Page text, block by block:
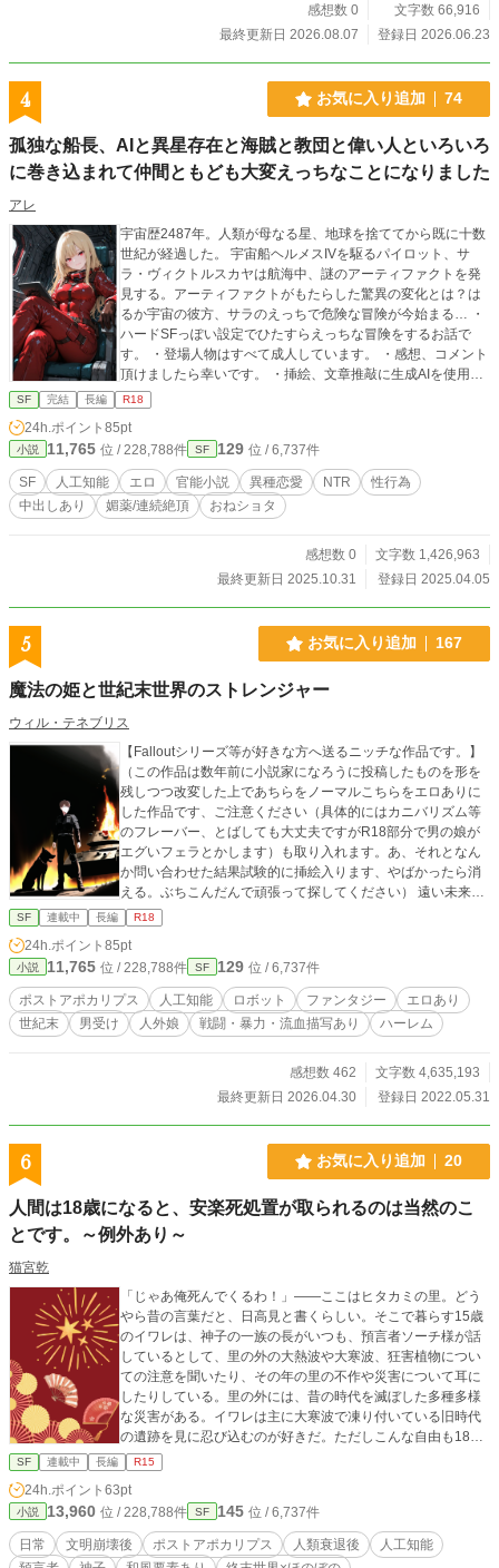
感想数 0
文字数 66,916
最終更新日 2026.08.07
登録日 2026.06.23
4 お気に入り追加 74
孤独な船長、AIと異星存在と海賊と教団と偉い人といろいろ
に巻き込まれて仲間ともども大変えっちなことになりました
アレ
宇宙歴2487年。人類が母なる星、地球を捨ててから既に十数
世紀が経過した。 宇宙船ヘルメスIVを駆るパイロット、サ
ラ・ヴィクトルスカヤは航海中、謎のアーティファクトを発
見する。アーティファクトがもたらした驚異の変化とは？は
るか宇宙の彼方、サラのえっちで危険な冒険が今始まる… ・
ハードSFっぽい設定でひたすらえっちな冒険をするお話で
す。 ・登場人物はすべて成人しています。 ・感想、コメント
頂けましたら幸いです。 ・挿絵、文章推敲に生成AIを使用し
ています。 ・本番えっちシーンCGなどは枚数的な事情によ
りpixiv側に公開しております。 ・お好みシーンリクエストな
ど頂けましたら幸いです。
SF 完結 長編 R18
24h.ポイント 85pt
小説 11,765 位 / 228,788件 SF 129 位 / 6,737件
SF 人工知能 エロ 官能小説 異種恋愛 NTR
性行為
中出しあり
媚薬/連続絶頂 おねショタ
感想数 0
文字数 1,426,963
最終更新日 2025.10.31
登録日 2025.04.05
5 お気に入り追加 167
魔法の姫と世紀末世界のストレンジャー
ウィル・テネブリス
【Falloutシリーズ等が好きな方へ送るニッチな作品です。】
（この作品は数年前に小説家になろうに投稿したものを形を
残しつつ改変した上であちらをノーマルこちらをエロありに
した作品です、ご注意ください（具体的にはカニバリズム等
のフレーバー、とばしても大丈夫ですがR18部分で男の娘が
エグいフェラとかします）も取り入れます。あ、それとなん
か問い合わせた結果試験的に挿絵入ります、やばかったら消
える。ぶちこんだんで頑張って探してください） 遠い未来、
人工知能を積んだ人外美少女たちと遊べるMMORPG「モンス
ターガールズオンライン」がリリースされた。 正式サービス
がスタートすると大勢のプレイヤーがログインするも、しば
らくすると誰かを呼びかける声と共に画面は暗転――そして
プレイヤーと「ヒロイン」たちがゲームの世界に酷似したど
こかへと転移されてしまう。 「モンスターガールズオンライ
ン」にそっくりで幻想的な世界で彼らは、そして彼女らは意
強くて可愛い女の子たちと、右も左も分からぬプレイヤーた
ちは魔法の世界でどう生きていくのか……？ ただしそれは、
シミュレーター「G.U.E.S.T」の世界へと流れ込んでしまった
男がいた。 美少女だらけの剣と魔法の世界ではなく、絶望的
ある「MMORPGの中にプレイヤーたちが転移」が始まる中、
一人だけ「世紀末サバイバルシミュレーター世界に転移」し
長しつつ、泥臭く戦い、面白おかしく生き抜き、傷だらけに
なりながらハードコアに突き進む、Falloutのような世紀末世
界が大好きな方にいっぱい読んでほしい「書きたいものをだ
らだらぶちこんで絶対に書籍化できないような作品」をイメ
ージして書きました。 所謂趣味をぶっこんだただの実験です
が、誰かの意欲を刺激する良ききっかけになってくれれば幸
いです。 文章量でぶんなぐる作品ですのでコーヒーとドーナ
ツでも嗜みながらごゆっくりどうぞ。 主人公だけが安易なチ
ートも赦されない、いろいろガン無視欲望のままのごった煮
ウェスタン＆ポストアポカリプス＆ファンタジーものです。
(表紙絵などはNovelAIにて作成しました。)
SF 連載中 長編 R18
24h.ポイント 85pt
小説 11,765 位 / 228,788件 SF 129 位 / 6,737件
ポストアポカリプス 人工知能 ロボット ファンタジー
エロあり
世紀末
男受け 人外娘 戦闘・暴力・流血描写あり ハーレム
感想数 462
文字数 4,635,193
最終更新日 2026.04.30
登録日 2022.05.31
6 お気に入り追加 20
人間は18歳になると、安楽死処置が取られるのは当然のこ
とです。～例外あり～
猫宮乾
「じゃあ俺死んでくるわ！」――ここはヒタカミの里。どう
やら昔の言葉だと、日高見と書くらしい。そこで暮らす15歳
のイワレは、神子の一族の長がいつも、預言者ソーチ様が話
しているとして、里の外の大熱波や大寒波、狂害植物につい
ての注意を聞いたり、その年の里の不作や災害について耳に
したりしている。里の外には、昔の時代を滅ぼした多種多様
な災害がある。イワレは主に大寒波で凍り付いている旧時代
の遺跡を見に忍び込むのが好きだ。ただしこんな自由も18歳
まで。人間は18歳になると一部の例外を除いて安楽死処置を
させられて、遺伝子というのを残して灰になる。その遺伝子
から、神子の一族が不思議な力で新たな赤子を里にもたら
す。それが常識だ。その日も普通に過ごしていたある日、イ
ワレは神子一族の子どもであるカヨミと出会う。※終末×ほの
ぼの×和（庶民は弥生、一部は平安頃の文化）のお話です。ほ
SF 連載中 長編 R15
24h.ポイント 63pt
小説 13,960 位 / 228,788件 SF 145 位 / 6,737件
日常 文明崩壊後 ポストアポカリプス 人類衰退後
人工知能